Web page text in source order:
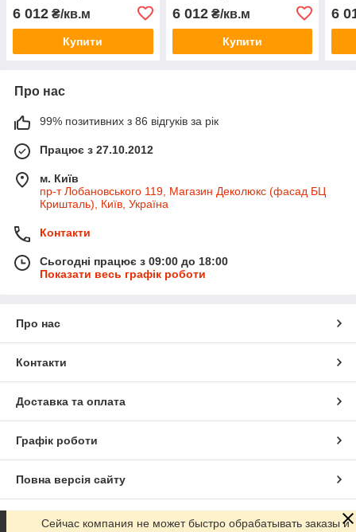
6 012 ₴/кв.м
Купити
6 012₴/кв.м
Купити
6
Про нас
99% позитивних з 86 відгуків за рік
Працює з 27.10.2012
м. Київ
пр-т Лобановського 119, Магазин Деколюкс (фасад БЦ
Кришталь), Київ, Україна
Контакти
Сьогодні працює з 09:00 до 18:00
Показати весь графік роботи
Про нас
Контакти
Доставка та оплата
Графік роботи
Повна версія сайту
Сайт створено на маркетплейсі Prom.ua
Сейчас компания не может быстро обрабатывать заказы и